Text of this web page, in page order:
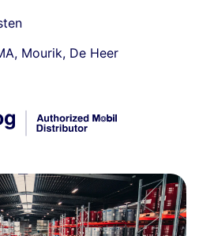
, Mourik, De Heer